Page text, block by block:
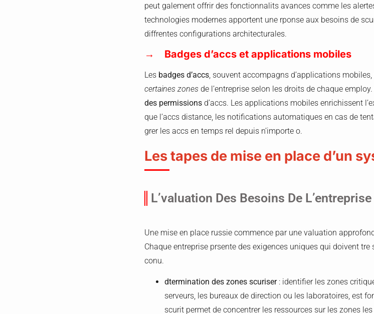
peut galement offrir des fonctionnalits avances comme les
technologies modernes apportent une rponse aux besoins de
diffrentes configurations architecturales.
Badges d’accs et applications mobiles
Les badges d’accs, souvent accompagns d’applications
certaines zones de l’entreprise selon les droits de chaque
des permissionsd’accs. Les applications mobiles enrichissent
que l’accs distance, les notifications automatiques en cas de
grer les accs en temps rel depuis n’importe o.
Les tapes de mise en place d’un
L’valuation Des Besoins De L’entreprise
Une mise en place russie commence par une valuation
Chaque entreprise prsente des exigences uniques qui doivent
conu.
dtermination des zones scuriser : identifier les zones
serveurs, les bureaux de direction ou les laboratoires, est
scurit permet de concentrer les ressources sur les zones